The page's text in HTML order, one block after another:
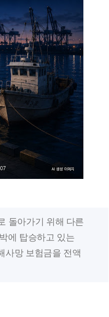
돌아가기 위해 다른
에 탑승하고 있는
사망 보험금을 전액